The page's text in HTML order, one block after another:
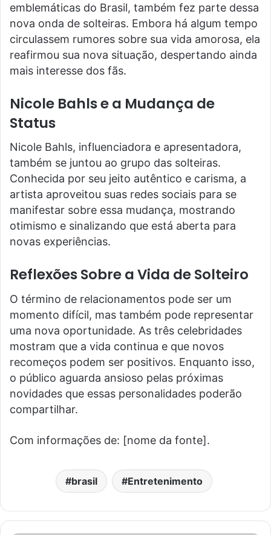
emblemáticas do Brasil, também fez parte dessa
nova onda de solteiras. Embora há algum tempo
circulassem rumores sobre sua vida amorosa, ela
reafirmou sua nova situação, despertando ainda
mais interesse dos fãs.
Nicole Bahls e a Mudança de
Status
Nicole Bahls, influenciadora e apresentadora,
também se juntou ao grupo das solteiras.
Conhecida por seu jeito autêntico e carisma, a
artista aproveitou suas redes sociais para se
manifestar sobre essa mudança, mostrando
otimismo e sinalizando que está aberta para
novas experiências.
Reflexões Sobre a Vida de Solteiro
O término de relacionamentos pode ser um
momento difícil, mas também pode representar
uma nova oportunidade. As três celebridades
mostram que a vida continua e que novos
recomeços podem ser positivos. Enquanto isso,
o público aguarda ansioso pelas próximas
novidades que essas personalidades poderão
compartilhar.
Com informações de: [nome da fonte].
brasil Entretenimento